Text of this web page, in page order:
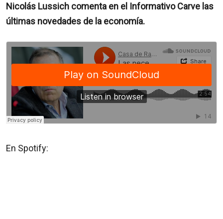
Nicolás Lussich comenta en el Informativo Carve las
últimas novedades de la economía.
En Spotify: